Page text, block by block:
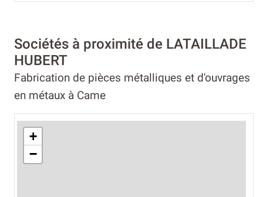
Sociétés à proximité de LATAILLADE
HUBERT
Fabrication de pièces métalliques et d'ouvrages
en métaux à Came
+
−